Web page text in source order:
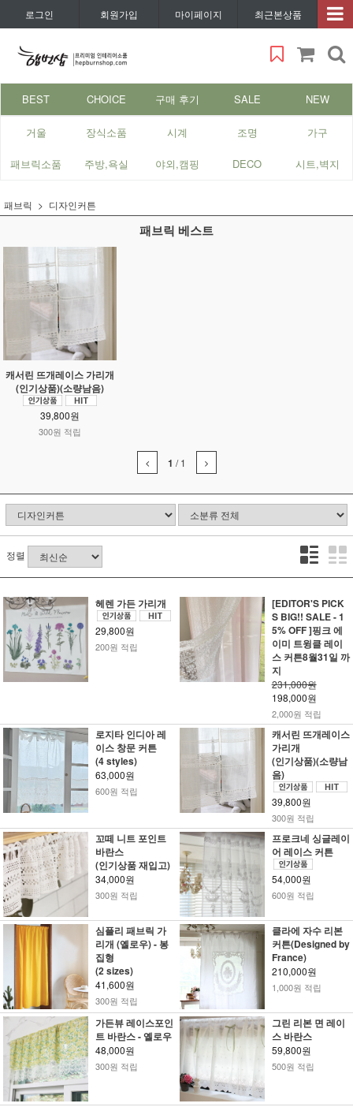
로그인 회원가입 마이페이지 최근본상품
BEST CHOICE 구매 후기 SALE NEW
거울 장식소품 시계 조명 가구
패브릭소품 주방,욕실 야외,캠핑 DECO 시트,벽지
패브릭 디자인커튼
패브릭 베스트
캐서린 뜨개레이스 가리개
(인기상품)(소량남음)
39,800원
300원 적립
1 /1
정렬
헤렌 가든 가리개
29,800원
200원 적립
[EDITOR'S PICK
S BIG!! SALE - 1
5% OFF ]핑크 에
이미 트윙클 레이
스 커튼8월31일 까
지
231,000원
198,000원
2,000원 적립
로지타 인디아 레
이스 창문 커튼
(4 styles)
63,000원
600원 적립
캐서린 뜨개레이스
가리개
(인기상품)(소량남
음)
39,800원
300원 적립
꼬떼 니트 포인트
바란스
(인기상품 재입고)
34,000원
300원 적립
프로크네 싱글레이
어 레이스 커튼
54,000원
600원 적립
심플리 패브릭 가
리개 (옐로우) - 봉
집형
(2 sizes)
41,600원
300원 적립
클라에 자수 리본
커튼(Designed by
France)
210,000원
1,000원 적립
가든뷰 레이스포인
트 바란스 - 옐로우
48,000원
300원 적립
그린 리본 면 레이
스 바란스
59,800원
500원 적립